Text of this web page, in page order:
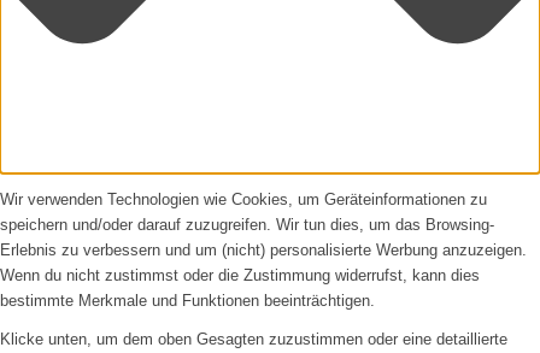
Wir verwenden Technologien wie Cookies, um Geräteinformationen zu
speichern und/oder darauf zuzugreifen. Wir tun dies, um das Browsing-
Erlebnis zu verbessern und um (nicht) personalisierte Werbung anzuzeigen.
Wenn du nicht zustimmst oder die Zustimmung widerrufst, kann dies
bestimmte Merkmale und Funktionen beeinträchtigen.
Klicke unten, um dem oben Gesagten zuzustimmen oder eine detaillierte